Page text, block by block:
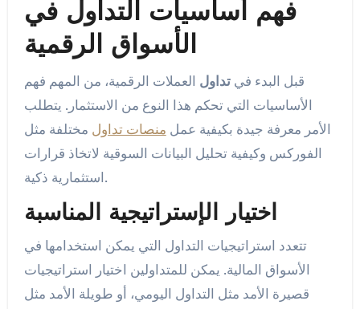
فهم أساسيات التداول في
الأسواق الرقمية
قبل البدء فيتداول العملات الرقمية، من المهم فهم
الأساسيات التي تحكم هذا النوع من الاستثمار. يتطلب
الأمر معرفة جيدة بكيفية عمل منصات تداول مختلفة مثل
الفوركس وكيفية تحليل البيانات السوقية لاتخاذ قرارات
استثمارية ذكية.
اختيار الإستراتيجية المناسبة
تتعدد استراتيجيات التداول التي يمكن استخدامها في
الأسواق المالية. يمكن للمتداولين اختيار استراتيجيات
قصيرة الأمد مثل التداول اليومي، أو طويلة الأمد مثل